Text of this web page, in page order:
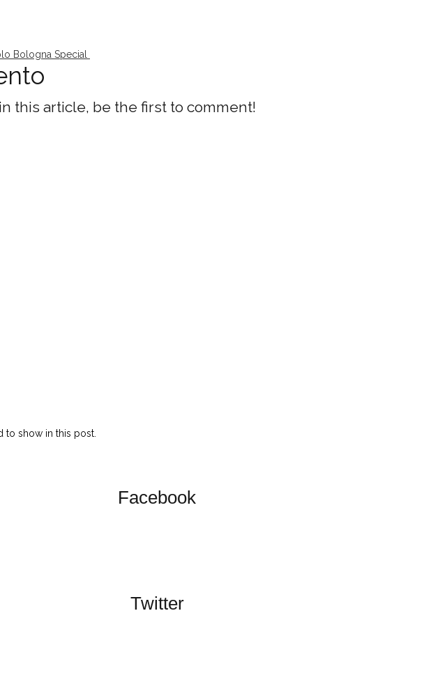
Bologna Special
this article, be the first to comment!
to show in this post.
Facebook
Twitter